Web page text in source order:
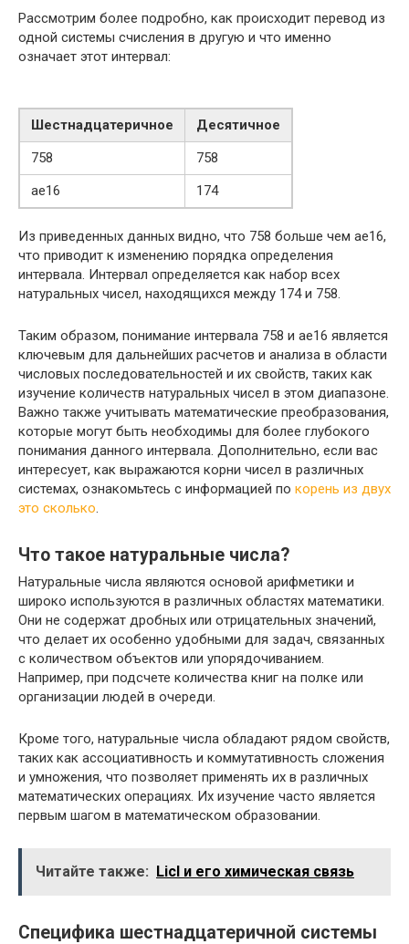
Рассмотрим более подробно, как происходит перевод из
одной системы счисления в другую и что именно
означает этот интервал:
Шестнадцатеричное
Десятичное
758
758
ae16
174
Из приведенных данных видно, что 758 больше чем ae16,
что приводит к изменению порядка определения
интервала. Интервал определяется как набор всех
натуральных чисел, находящихся между 174 и 758.
Таким образом, понимание интервала 758 и ae16 является
ключевым для дальнейших расчетов и анализа в области
числовых последовательностей и их свойств, таких как
изучение количеств натуральных чисел в этом диапазоне.
Важно также учитывать математические преобразования,
которые могут быть необходимы для более глубокого
понимания данного интервала. Дополнительно, если вас
интересует, как выражаются корни чисел в различных
системах, ознакомьтесь с информацией по корень из двух
это сколько.
Что такое натуральные числа?
Натуральные числа являются основой арифметики и
широко используются в различных областях математики.
Они не содержат дробных или отрицательных значений,
что делает их особенно удобными для задач, связанных
с количеством объектов или упорядочиванием.
Например, при подсчете количества книг на полке или
организации людей в очереди.
Кроме того, натуральные числа обладают рядом свойств,
таких как ассоциативность и коммутативность сложения
и умножения, что позволяет применять их в различных
математических операциях. Их изучение часто является
первым шагом в математическом образовании.
Читайте также: Licl и его химическая связь
Специфика шестнадцатеричной системы